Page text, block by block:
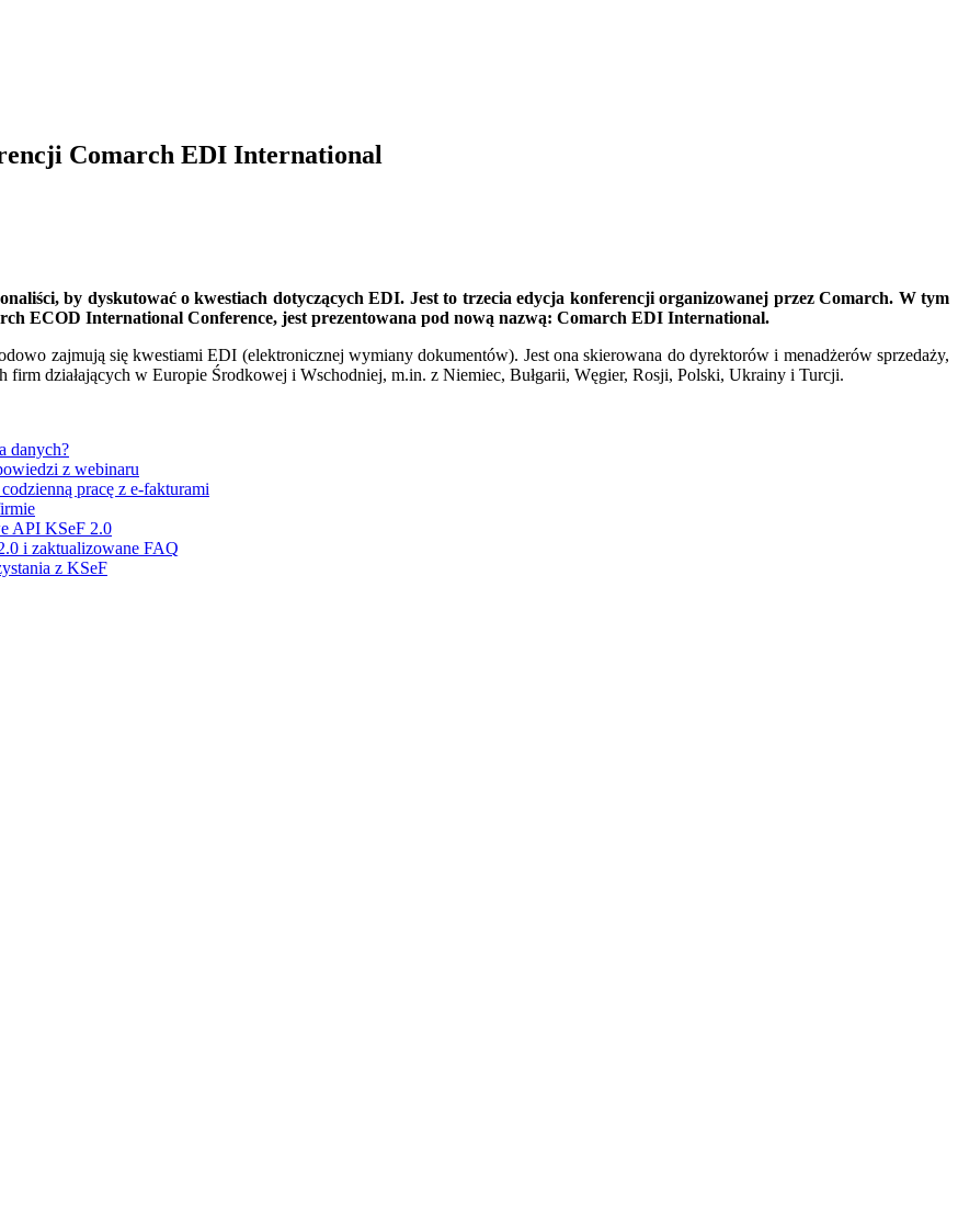
Comarch EDI International
by dyskutować o kwestiach dotyczących EDI. Jest to trzecia edycja konferencji organizowanej przez Comarch. W tym
ECOD International Conference, jest prezentowana pod nową nazwą: Comarch EDI International.
zajmują się kwestiami EDI (elektronicznej wymiany dokumentów). Jest ona skierowana do dyrektorów i menadżerów sprzedaży,
firm działających w Europie Środkowej i Wschodniej, m.in. z Niemiec, Bułgarii, Węgier, Rosji, Polski, Ukrainy i Turcji.
danych?
z webinaru
pracę z e-fakturami
API KSeF 2.0
i zaktualizowane FAQ
z KSeF